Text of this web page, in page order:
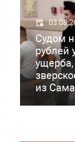
Судом
рублей
из